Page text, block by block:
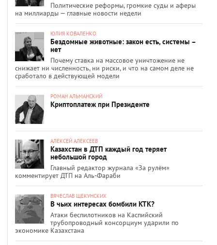
Политические реформы, громкие суды и аферы
на миллиарды — главные новости недели
ЮЛИЯ КОВАЛЕНКО
Бездомные животные: закон есть, системы –
нет
Почему ставка на массовое уничтожение не
снижает ни численность, ни риски, и что на самом деле не
сработало в действующей модели
РОМАН АЛЬМАНСКИЙ
Криптоплатеж при Президенте
АЛЕКСЕЙ АЛЕКСЕЕВ
Казахстан в ДТП каждый год теряет
небольшой город
Главный редактор журнала «За рулём»
комментирует ДТП на Аль-Фараби
ВЯЧЕСЛАВ ЩЕКУНСКИХ
В чьих интересах бомбили КТК?
Атаки беспилотников на Каспийский
трубопроводный консорциум ударили по
экономике Казахстана